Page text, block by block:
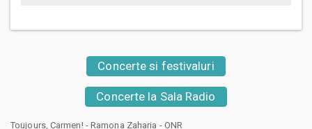
Concerte si festivaluri
Concerte la Sala Radio
Toujours, Carmen! - Ramona Zaharia - ONR